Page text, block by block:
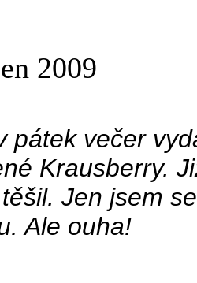
2009
pátek večer
Krausberry.
Jen jsem
Ale ouha!